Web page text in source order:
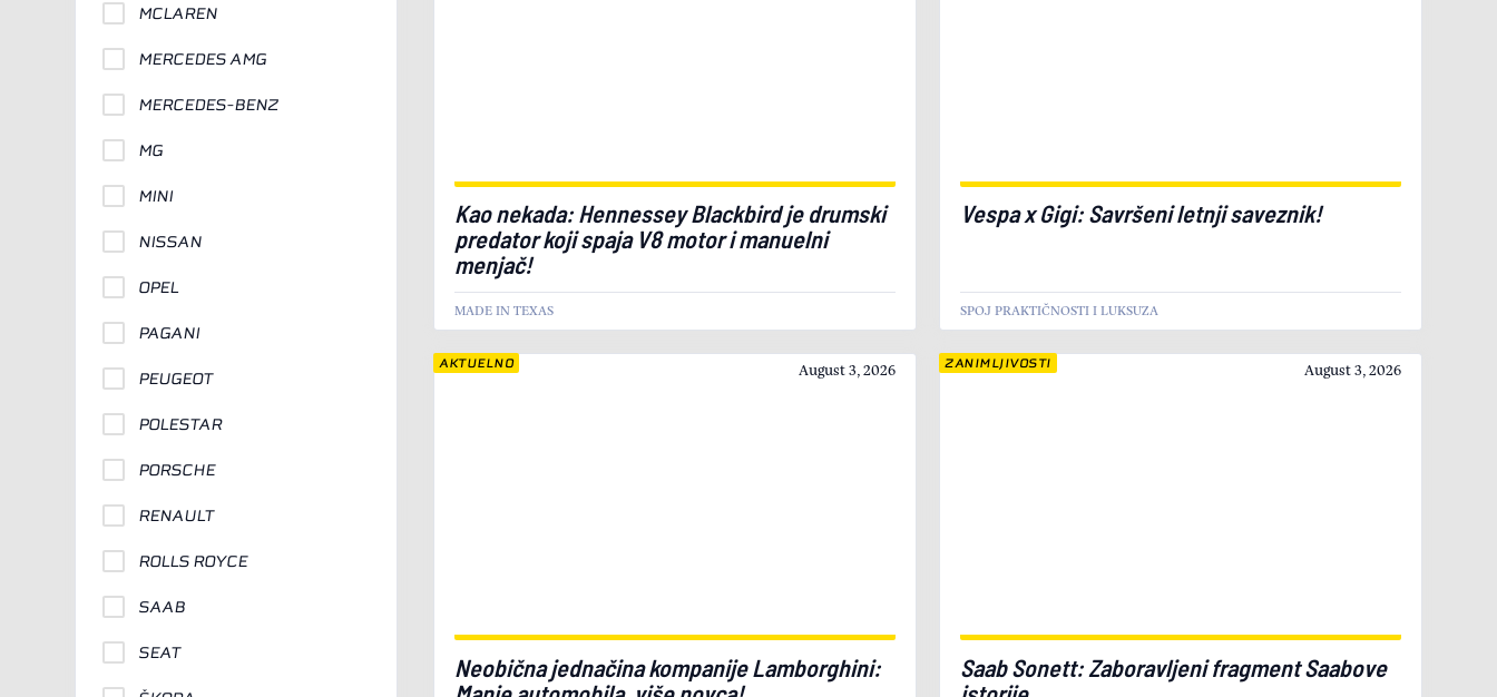
MCLAREN
MERCEDES AMG
MERCEDES-BENZ
MG
MINI
NISSAN
OPEL
PAGANI
PEUGEOT
POLESTAR
PORSCHE
RENAULT
ROLLS ROYCE
SAAB
SEAT
Kao nekada: Hennessey Blackbird je drumski
predator koji spaja V8 motor i manuelni
menjač!
MADE IN TEXAS
Vespa x Gigi: Savršeni letnji saveznik!
SPOJ PRAKTIČNOSTI I LUKSUZA
AKTUELNO August 3, 2026
Neobična jednačina kompanije Lamborghini:
ZANIMLJIVOSTI August 3, 2026
Saab Sonett: Zaboravljeni fragment Saabove